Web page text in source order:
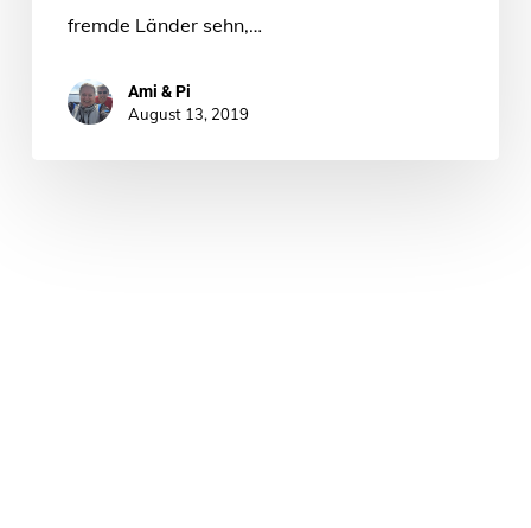
fremde Länder sehn,…
Ami & Pi
August 13, 2019